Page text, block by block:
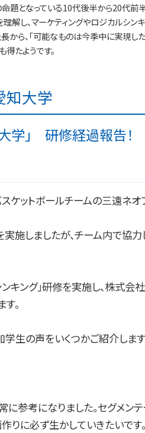
命題となっている10代後半から20代
し、マーケティングやロジカルシン
ら、「可能なものは今季中に実現し
たようです。
知大学
学」 研修経過報告！
ットボールチームの三遠ネオ
しましたが、チーム内で協力
ンキング」研修を実施し、株式
。
生の声をいくつかご紹介します
参考になりました。セグメン
りに必ず生かしていきたいです。